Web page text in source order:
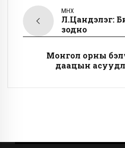
ӨМНӨХ
Л.Цандэлэг:
зодно
Монгол орны
даацын